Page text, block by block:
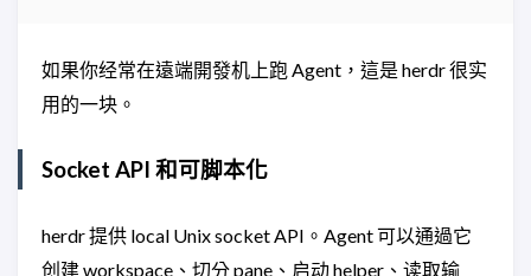
如果你经常在遠端開發机上跑 Agent，這是 herdr 很实
用的一块。
Socket API 和可脚本化
herdr 提供 local Unix socket API。Agent 可以通過它
创建 workspace、切分 pane、启动 helper、读取输